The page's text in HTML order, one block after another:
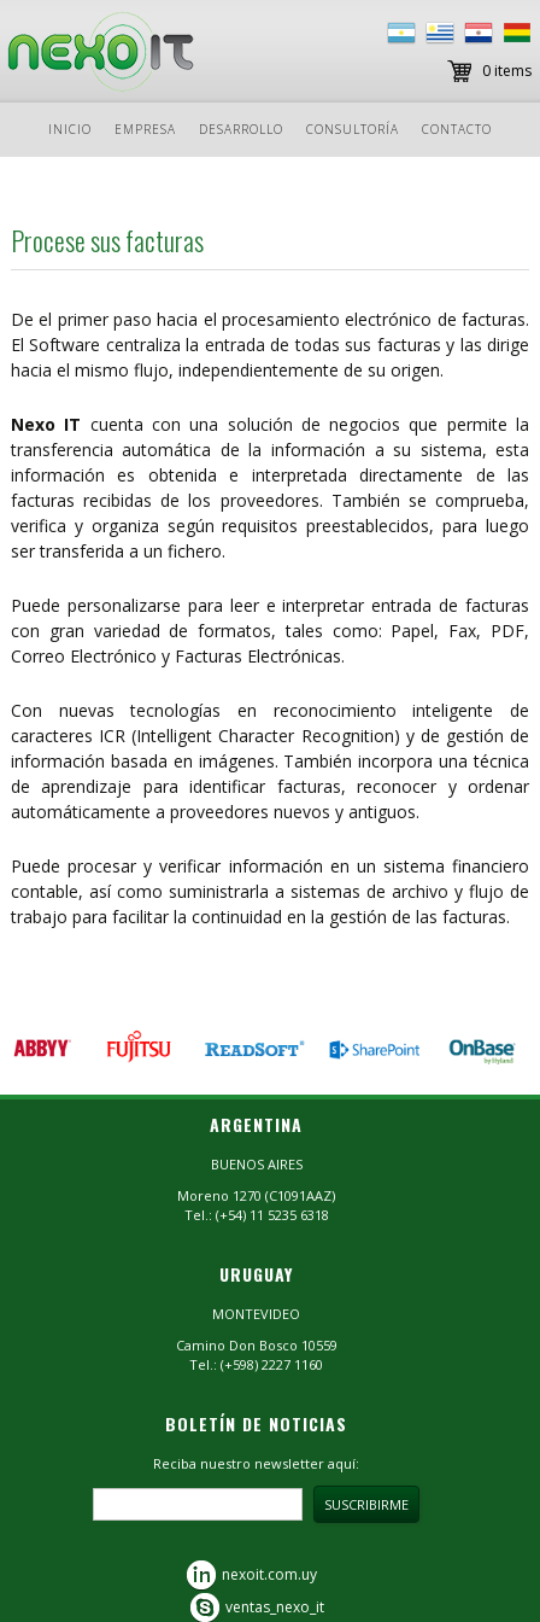
al
contenido
INICIO EMPRESA DESARROLLO CONSULTORÍA CONTACTO
0 items
Procese sus facturas
De el primer paso hacia el procesamiento electrónico de facturas.
El Software centraliza la entrada de todas sus facturas y las dirige
hacia el mismo flujo, independientemente de su origen.
Nexo IT cuenta con una solución de negocios que permite la
transferencia automática de la información a su sistema, esta
información es obtenida e interpretada directamente de las
facturas recibidas de los proveedores. También se comprueba,
verifica y organiza según requisitos preestablecidos, para luego
ser transferida a un fichero.
Puede personalizarse para leer e interpretar entrada de facturas
con gran variedad de formatos, tales como: Papel, Fax, PDF,
Correo Electrónico y Facturas Electrónicas.
Con nuevas tecnologías en reconocimiento inteligente de
caracteres ICR (Intelligent Character Recognition) y de gestión de
información basada en imágenes. También incorpora una técnica
de aprendizaje para identificar facturas, reconocer y ordenar
automáticamente a proveedores nuevos y antiguos.
Puede procesar y verificar información en un sistema financiero
contable, así como suministrarla a sistemas de archivo y flujo de
trabajo para facilitar la continuidad en la gestión de las facturas.
ARGENTINA
BUENOS AIRES
Moreno 1270 (C1091AAZ)
Tel.: (+54) 11 5235 6318
URUGUAY
MONTEVIDEO
Camino Don Bosco 10559
Tel.: (+598) 2227 1160
BOLETÍN DE NOTICIAS
Reciba nuestro newsletter aquí:
nexoit.com.uy
ventas_nexo_it